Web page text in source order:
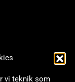
vi teknik som